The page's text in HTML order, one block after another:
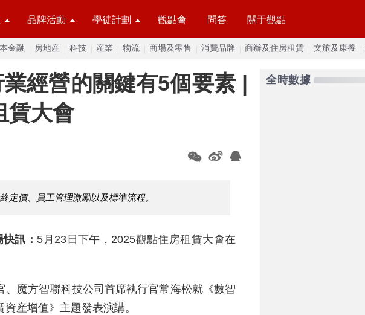
品牌活動 學徒計劃 觀點會 問答 關于觀點
金融 房地産 科技 産業 物流 商場及零售 消費品牌 商辦及住房租賃 文旅及康養
經營的關鍵有5個要素 |
賃大會
定價、員工管理激勵以及標準流程。
訊： 5月23日下午，2025觀點住房租賃大會在
、魔方智聯科技公司首席執行官常海松就《數智
産增值》主題發表演講。
全時數據